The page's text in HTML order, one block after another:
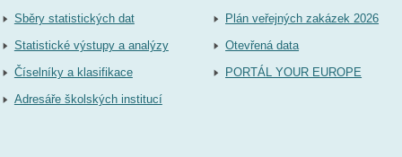
Sběry statistických dat
Statistické výstupy a analýzy
Číselníky a klasifikace
Adresáře školských institucí
Plán veřejných zakázek 2026
Otevřená data
PORTÁL YOUR EUROPE